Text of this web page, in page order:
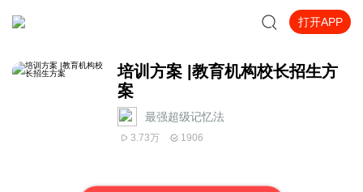
打开APP
培训方案 |教育机构校长招生方
案
最强超级记忆法
3.73万 1906